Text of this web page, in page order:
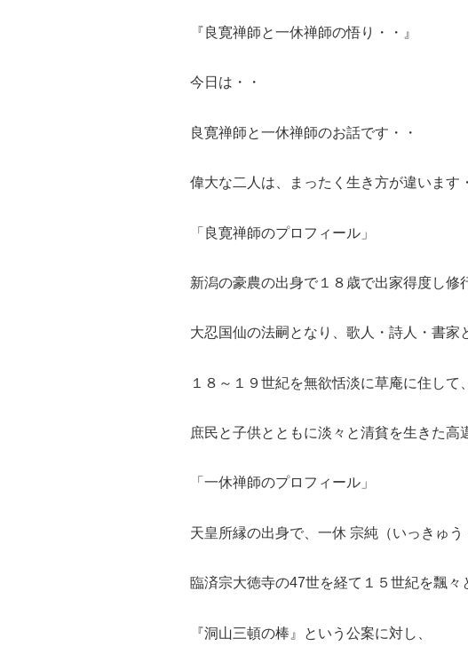
『良寛禅師と一休禅師の悟り・・』
今日は・・
良寛禅師と一休禅師のお話です・・
偉大な二人は、まったく生き方が違います
「良寛禅師のプロフィール」
新潟の豪農の出身で１８歳で出家得度し修
大忍国仙の法嗣となり、歌人・詩人・書家
１８～１９世紀を無欲恬淡に草庵に住して、
庶民と子供とともに淡々と清貧を生きた高
「一休禅師のプロフィール」
天皇所縁の出身で、一休 宗純（いっきゅう
臨済宗大徳寺の47世を経て１５世紀を飄々
『洞山三頓の棒』という公案に対し、